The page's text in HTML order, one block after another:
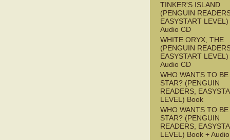
TINKER'S ISLAND
(PENGUIN
EASYSTART
Audio CD
WHITE ORYX, THE
(PENGUIN
EASYSTART
Audio CD
WHO WANTS TO BE
STAR? (PENGUIN
READERS,
LEVEL) Book
WHO WANTS TO BE
STAR? (PENGUIN
READERS,
LEVEL) Book +